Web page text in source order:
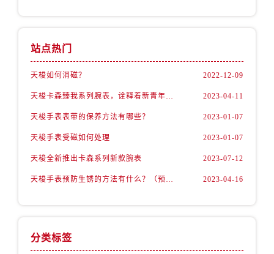
内蒙古自治区阿拉善盟市左旗土尔扈特大街售后服务中心（需提前预约）
山西省大同市平城区迎宾街售后服务中心（需提前预约）
站点热门
天梭如何消磁？ 2022-12-09
天梭卡森臻我系列腕表，诠释着新青年的生活态度 2023-04-11
天梭手表表带的保养方法有哪些？ 2023-01-07
天梭手表受磁如何处理 2023-01-07
天梭全新推出卡森系列新款腕表 2023-07-12
天梭手表预防生锈的方法有什么？（预防方法） 2023-04-16
分类标签